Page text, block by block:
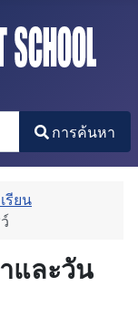
for results.
การค้นหา
รียน
และวัน